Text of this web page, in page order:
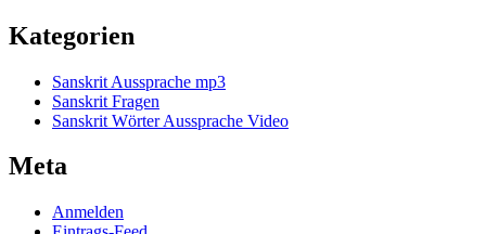
Kategorien
Sanskrit Aussprache mp3
Sanskrit Fragen
Sanskrit Wörter Aussprache Video
Meta
Anmelden